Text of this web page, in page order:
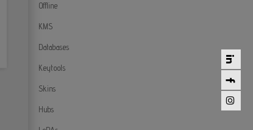
Offline
KMS
Databases
Keytools
Skins
Hubs